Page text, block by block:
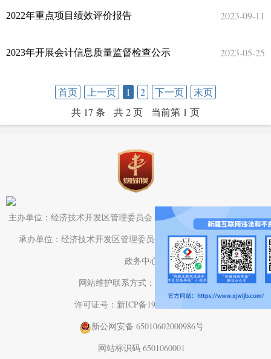
2022年重点项目绩效评价报告 2023-09-11
2023年开展会计信息质量监督检查公示 2023-05-25
首页 上一页 1 2 下一页
末页
共 17 条
共 2 页 当前第 1 页
主办单位：经济技术开发区管理委员会（头屯河区人民政府）办公室
承办单位：经济技术开发区管理委员会（头屯河区人民政府）电子
政务中心
网站维护联系方式：0991-3782709
许可证号：新ICP备19001575号-1
新公网安备 65010602000986号
网站标识码 6501060001